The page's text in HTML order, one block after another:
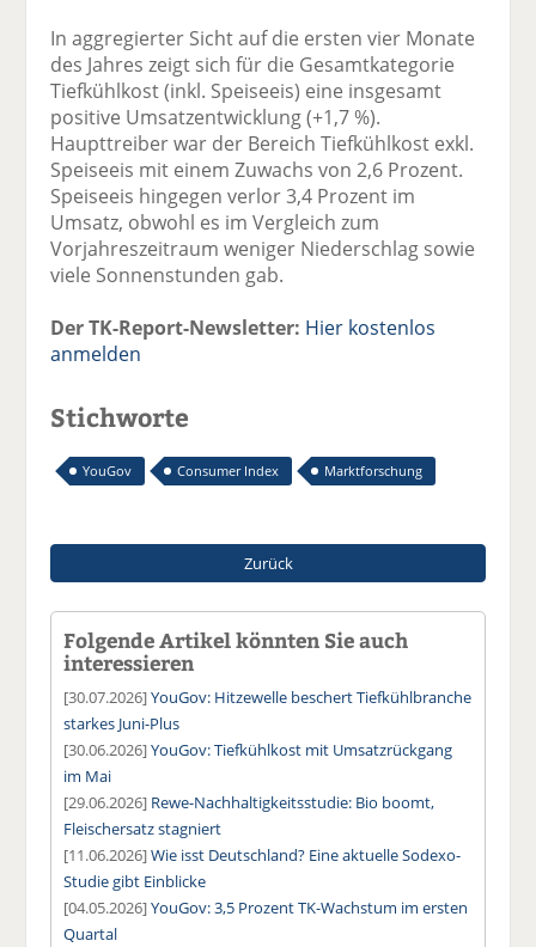
In aggregierter Sicht auf die ersten vier Monate
des Jahres zeigt sich für die Gesamtkategorie
Tiefkühlkost (inkl. Speiseeis) eine insgesamt
positive Umsatzentwicklung (+1,7 %).
Haupttreiber war der Bereich Tiefkühlkost exkl.
Speiseeis mit einem Zuwachs von 2,6 Prozent.
Speiseeis hingegen verlor 3,4 Prozent im
Umsatz, obwohl es im Vergleich zum
Vorjahreszeitraum weniger Niederschlag sowie
viele Sonnenstunden gab.
Der TK-Report-Newsletter: Hier kostenlos
anmelden
Stichworte
YouGov Consumer Index Marktforschung
Zurück
Folgende Artikel könnten Sie auch
interessieren
[30.07.2026]YouGov: Hitzewelle beschert Tiefkühlbranche
starkes Juni-Plus
[30.06.2026]YouGov: Tiefkühlkost mit Umsatzrückgang
im Mai
[29.06.2026] Rewe-Nachhaltigkeitsstudie: Bio boomt,
Fleischersatz stagniert
[11.06.2026]Wie isst Deutschland? Eine aktuelle Sodexo-
Studie gibt Einblicke
[04.05.2026]YouGov: 3,5 Prozent TK-Wachstum im ersten
Quartal